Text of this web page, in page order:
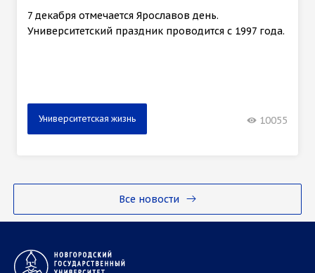
Все новости
7 декабря отмечается Ярославов день.
Университетский праздник проводится с 1997 года.
Университетская жизнь 10055